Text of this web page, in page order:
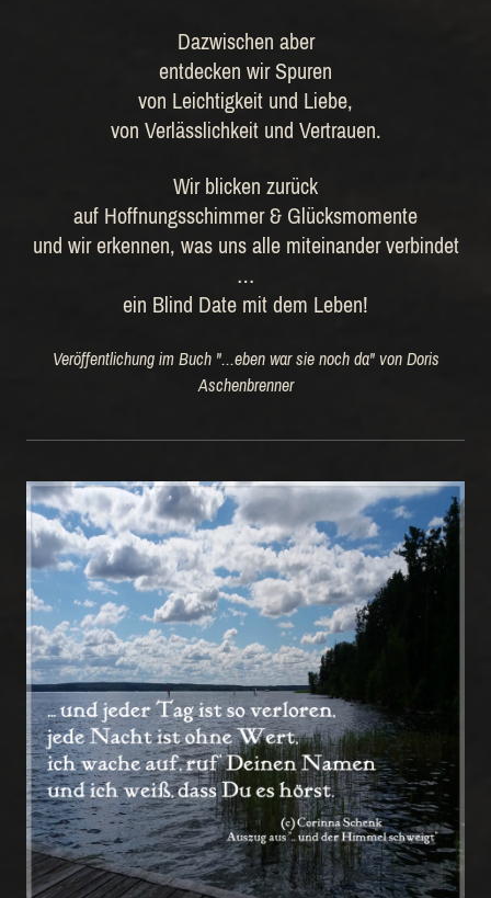
Dazwischen aber
entdecken wir Spuren
von Leichtigkeit und Liebe,
von Verlässlichkeit und Vertrauen.
Wir blicken zurück
auf Hoffnungsschimmer & Glücksmomente
und wir erkennen, was uns alle miteinander verbindet
…
ein Blind Date mit dem Leben!
Veröffentlichung im Buch "...eben war sie noch da" von Doris
Aschenbrenner